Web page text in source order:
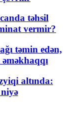
təhsil
vermir?
təmin edən,
altında: